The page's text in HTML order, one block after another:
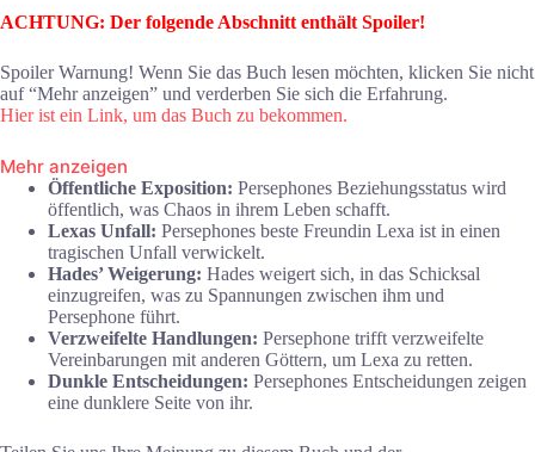
ACHTUNG: Der folgende Abschnitt enthält Spoiler!
Spoiler Warnung! Wenn Sie das Buch lesen möchten, klicken Sie nicht
auf “Mehr anzeigen” und verderben Sie sich die Erfahrung.
Hier ist ein Link, um das Buch zu bekommen.
Mehr anzeigen
Öffentliche Exposition: Persephones Beziehungsstatus wird
öffentlich, was Chaos in ihrem Leben schafft.
Lexas Unfall: Persephones beste Freundin Lexa ist in einen
tragischen Unfall verwickelt.
Hades’ Weigerung: Hades weigert sich, in das Schicksal
einzugreifen, was zu Spannungen zwischen ihm und
Persephone führt.
Verzweifelte Handlungen: Persephone trifft verzweifelte
Vereinbarungen mit anderen Göttern, um Lexa zu retten.
Dunkle Entscheidungen: Persephones Entscheidungen zeigen
eine dunklere Seite von ihr.